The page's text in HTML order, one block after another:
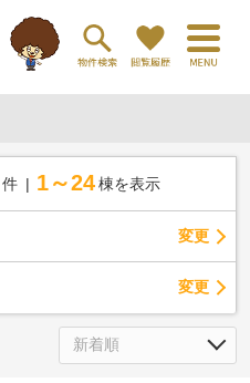
件 1～24 棟を表示
変更
変更